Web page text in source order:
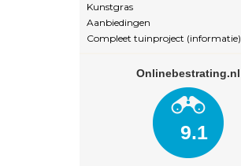
Kunstgras
Aanbiedingen
Compleet tuinproject (informatie)
Onlinebestrating.nl
9.1